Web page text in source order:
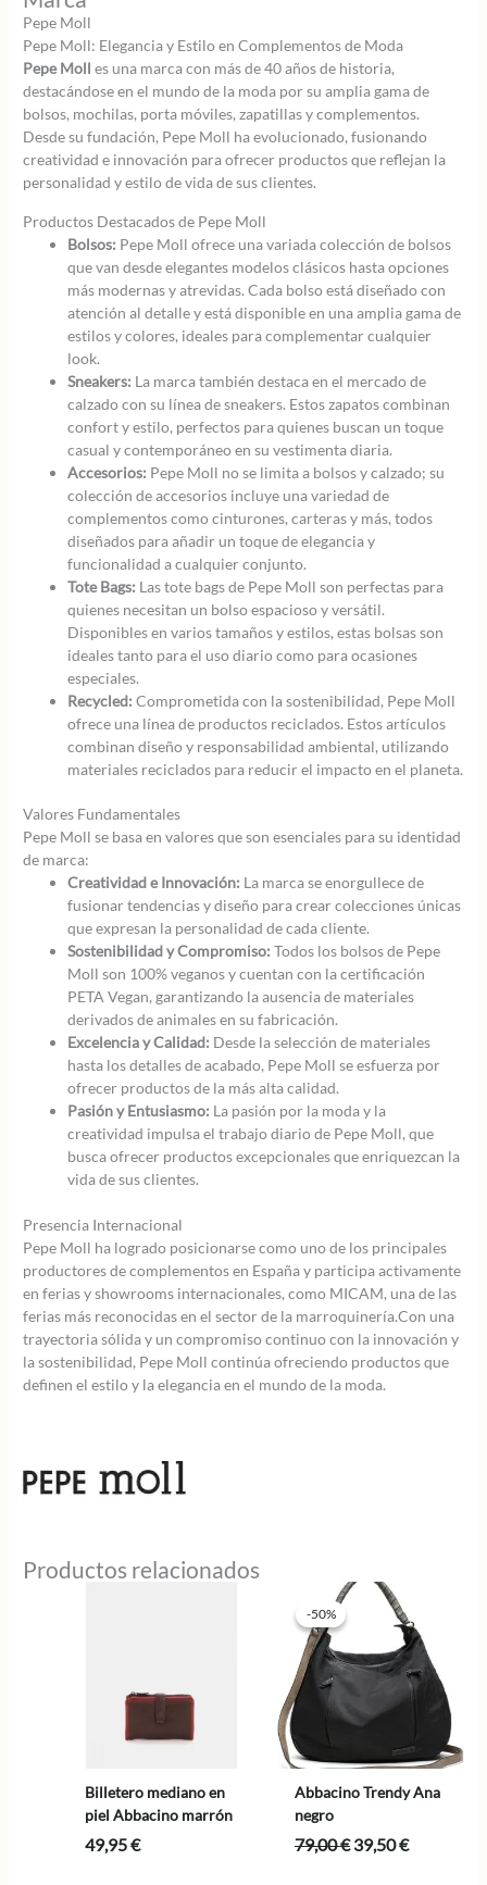
Pepe Moll
Pepe Moll: Elegancia y Estilo en Complementos de Moda
Pepe Moll es una marca con más de 40 años de historia,
destacándose en el mundo de la moda por su amplia gama de
bolsos, mochilas, porta móviles, zapatillas y complementos.
Desde su fundación, Pepe Moll ha evolucionado, fusionando
creatividad e innovación para ofrecer productos que reflejan la
personalidad y estilo de vida de sus clientes.
Productos Destacados de Pepe Moll
Bolsos: Pepe Moll ofrece una variada colección de bolsos
que van desde elegantes modelos clásicos hasta opciones
más modernas y atrevidas. Cada bolso está diseñado con
atención al detalle y está disponible en una amplia gama de
estilos y colores, ideales para complementar cualquier
look.
Sneakers: La marca también destaca en el mercado de
calzado con su línea de sneakers. Estos zapatos combinan
confort y estilo, perfectos para quienes buscan un toque
casual y contemporáneo en su vestimenta diaria.
Accesorios: Pepe Moll no se limita a bolsos y calzado; su
colección de accesorios incluye una variedad de
complementos como cinturones, carteras y más, todos
diseñados para añadir un toque de elegancia y
funcionalidad a cualquier conjunto.
Tote Bags: Las tote bags de Pepe Moll son perfectas para
quienes necesitan un bolso espacioso y versátil.
Disponibles en varios tamaños y estilos, estas bolsas son
ideales tanto para el uso diario como para ocasiones
especiales.
Recycled: Comprometida con la sostenibilidad, Pepe Moll
ofrece una línea de productos reciclados. Estos artículos
combinan diseño y responsabilidad ambiental, utilizando
materiales reciclados para reducir el impacto en el planeta.
Valores Fundamentales
Pepe Moll se basa en valores que son esenciales para su identidad
de marca:
Creatividad e Innovación: La marca se enorgullece de
fusionar tendencias y diseño para crear colecciones únicas
que expresan la personalidad de cada cliente.
Sostenibilidad y Compromiso: Todos los bolsos de Pepe
Moll son 100% veganos y cuentan con la certificación
PETA Vegan, garantizando la ausencia de materiales
derivados de animales en su fabricación.
Excelencia y Calidad: Desde la selección de materiales
hasta los detalles de acabado, Pepe Moll se esfuerza por
ofrecer productos de la más alta calidad.
Pasión y Entusiasmo: La pasión por la moda y la
creatividad impulsa el trabajo diario de Pepe Moll, que
busca ofrecer productos excepcionales que enriquezcan la
vida de sus clientes.
Presencia Internacional
Pepe Moll ha logrado posicionarse como uno de los principales
productores de complementos en España y participa activamente
en ferias y showrooms internacionales, como MICAM, una de las
ferias más reconocidas en el sector de la marroquinería.Con una
trayectoria sólida y un compromiso continuo con la innovación y
la sostenibilidad, Pepe Moll continúa ofreciendo productos que
definen el estilo y la elegancia en el mundo de la moda.
Productos relacionados
Billetero mediano en
piel Abbacino marrón
49,95€
-50%
-50%
Abbacino Trendy Ana
negro
79,00€ El
39,50€El